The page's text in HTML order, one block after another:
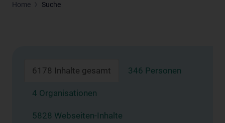
Home Suche
6178 Inhalte gesamt 346 Personen
4 Organisationen
5828 Webseiten-Inhalte